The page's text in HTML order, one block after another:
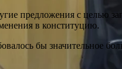
предложения с целью
в конституцию.
бы значительное